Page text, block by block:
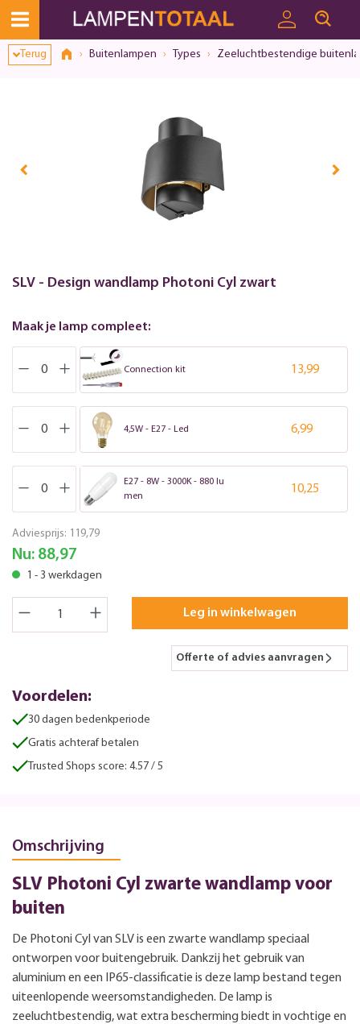
Terug Buitenlampen Types Zeeluchtbestendige
SLV - Design wandlamp Photoni Cyl zwart
Maak je lamp compleet:
Connection kit 13,99
4,5W - E27 - Led 6,99
E27 - 8W - 3000K - 880 lu
men
10,25
Adviesprijs: 119,79
Nu: 88,97
1 - 3 werkdagen
Leg in winkelwagen
Offerte of advies aanvragen
Voordelen:
30 dagen bedenkperiode
Gratis achteraf betalen
Trusted Shops score: 4.57 / 5
Omschrijving
SLV Photoni Cyl zwarte wandlamp voor
buiten
De Photoni Cyl van SLV is een zwarte wandlamp speciaal
ontworpen voor buitengebruik. Dankzij het gebruik van
aluminium en een IP65-classificatie is deze lamp bestand tegen
uiteenlopende weersomstandigheden. De lamp is
zeeluchtbestendig, wat extra bescherming biedt in vochtige en